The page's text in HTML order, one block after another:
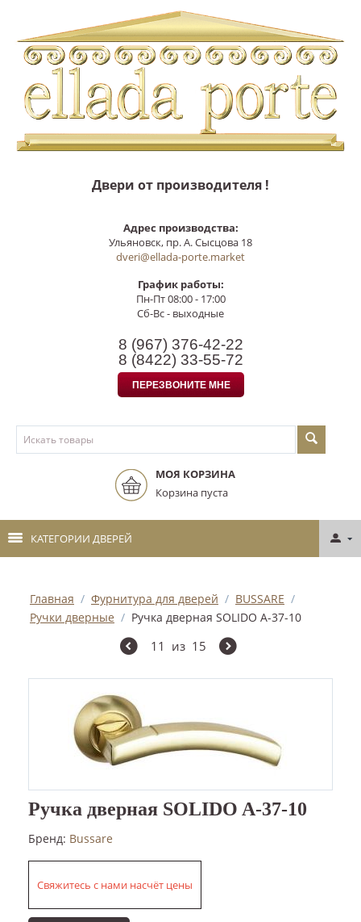
Двери от производителя !
Адрес производства:
Ульяновск, пр. А. Сысцова 18
dveri@ellada-porte.market
График работы:
Пн-Пт 08:00 - 17:00
Сб-Вс - выходные
8 (967) 376-42-22
8 (8422) 33-55-72
ПЕРЕЗВОНИТЕ МНЕ
МОЯ КОРЗИНА
Корзина пуста
КАТЕГОРИИ ДВЕРЕЙ
Главная / Фурнитура для дверей / BUSSARE /
Ручки дверные / Ручка дверная SOLIDO A-37-10
11 из 15
Ручка дверная SOLIDO A-37-10
Бренд: Bussare
Свяжитесь с нами насчёт цены